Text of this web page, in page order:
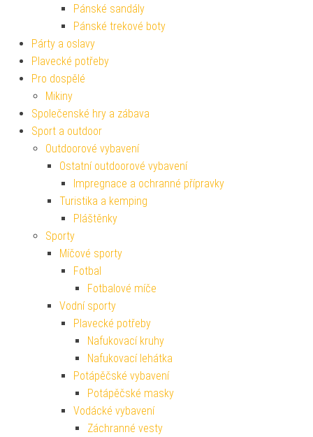
Pánské sandály
Pánské trekové boty
Párty a oslavy
Plavecké potřeby
Pro dospělé
Mikiny
Společenské hry a zábava
Sport a outdoor
Outdoorové vybavení
Ostatní outdoorové vybavení
Impregnace a ochranné přípravky
Turistika a kemping
Pláštěnky
Sporty
Míčové sporty
Fotbal
Fotbalové míče
Vodní sporty
Plavecké potřeby
Nafukovací kruhy
Nafukovací lehátka
Potápěčské vybavení
Potápěčské masky
Vodácké vybavení
Záchranné vesty